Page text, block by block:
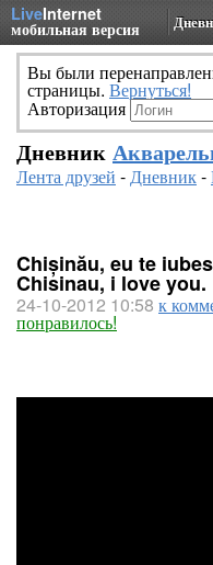
LiveInternet
мобильная версия
Вы были
страницы. Вернуться!
Авторизация
Дневник
Лента друзей -Дневник-
Chișinău, eu te
Chisinau, i love you.
24-10-2012 10:58 к
понравилось!